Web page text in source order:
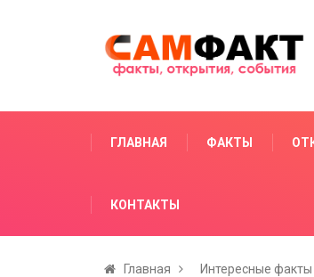
ГЛАВНАЯ ФАКТЫ
КОНТАКТЫ
Главная Интересные факты